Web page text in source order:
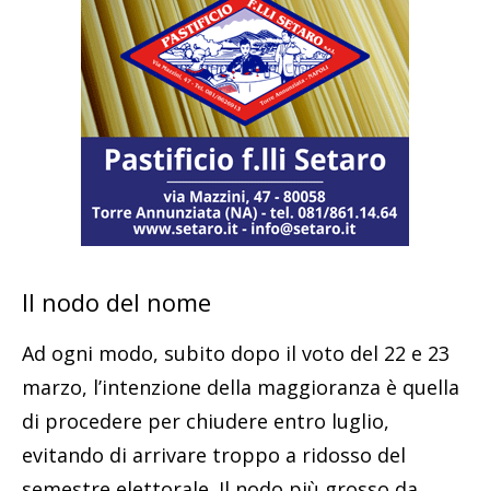
Il nodo del nome
Ad ogni modo, subito dopo il voto del 22 e 23
marzo, l’intenzione della maggioranza è quella
di procedere per chiudere entro luglio,
evitando di arrivare troppo a ridosso del